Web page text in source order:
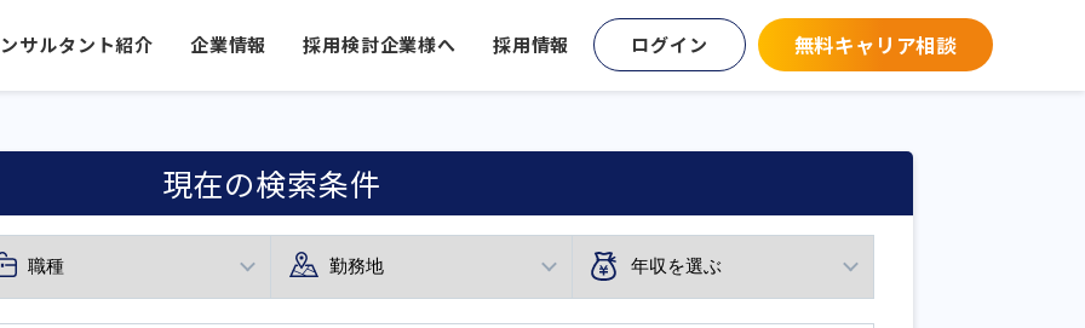
サルタント紹介 企業情報 採用検討企業様へ 採用情報 ログイン 無料キャリア相談
現在の検索条件